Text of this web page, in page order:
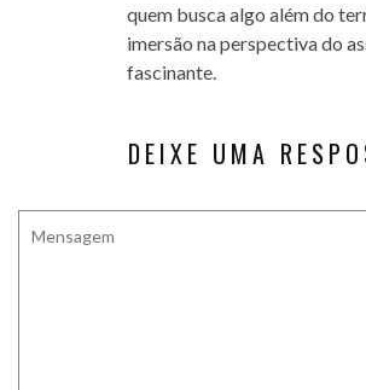
quem busca algo além do
imersão na perspectiva do
fascinante.
DEIXE UMA